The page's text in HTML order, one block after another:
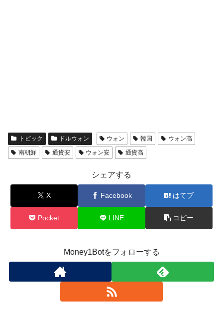
トピック ドルウォン ウォン 韓国
ウォン高
南朝鮮
通貨安 ウォン安 通貨高
シェアする
X Facebook はてブ
Pocket LINE コピー
Money1Botをフォローする